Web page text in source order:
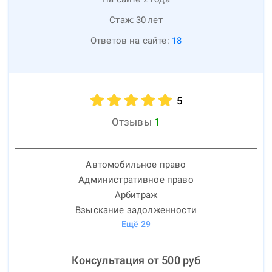
Стаж: 30лет
Ответов на сайте: 18
5
Отзывы 1
Автомобильное право
Административное право
Арбитраж
Взыскание задолженности
Ещё 29
Консультация от 500руб